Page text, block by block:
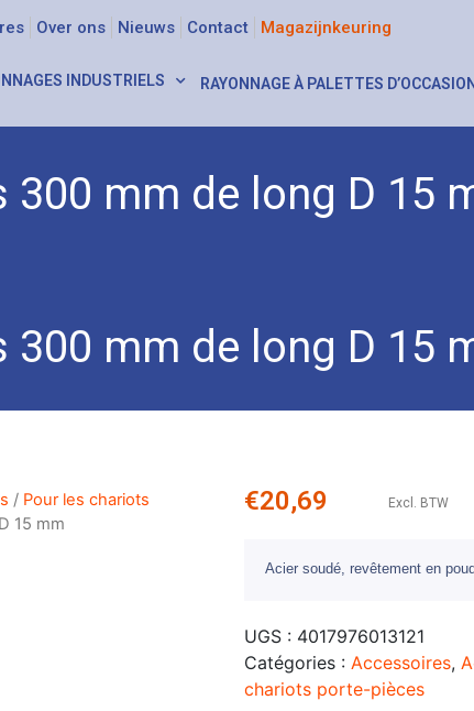
Over ons Nieuws Contact Magazijnkeuring
INDUSTRIELS RAYONNAGE À PALETTES
300 mm de long D 15
300 mm de long D 15
/ Pour les chariots
15 mm
€20,69 Excl. BTW
Acier soudé, revêtement en
UGS : 4017976013121
Catégories : Accessoires,
chariots porte-pièces